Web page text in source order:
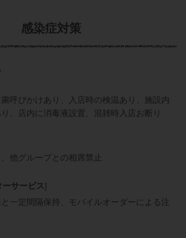
感染症対策
呼びかけあり
入店時の検温あり
施設内
店内に消毒液設置 混雑時入店お断り
他グループとの相席禁止
サービス]
一定間隔保持
モバイルオーダーによる注